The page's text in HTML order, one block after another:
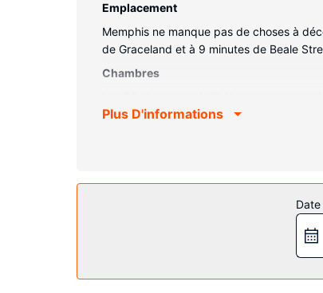
Emplacement
Memphis ne manque pas de choses à
de Graceland et à 9 minutes de Beale
Chambres
surmatelas. L'accès Wi-Fi à Internet
Profitez des options de loisirs (un centre
à Internet gratuit et une télévision dans
Un petit déjeuner continental gratuit est
Plus D'informations